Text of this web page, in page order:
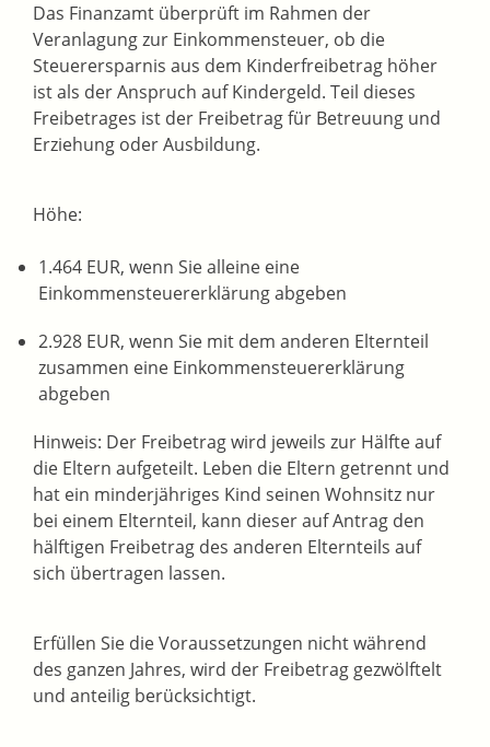
Das Finanzamt überprüft im Rahmen der
Veranlagung zur Einkommensteuer, ob die
Steuerersparnis aus dem Kinderfreibetrag höher
ist als der Anspruch auf Kindergeld. Teil dieses
Freibetrages ist der Freibetrag für Betreuung und
Erziehung oder Ausbildung.
Höhe:
1.464 EUR, wenn Sie alleine eine
Einkommensteuererklärung abgeben
2.928 EUR, wenn Sie mit dem anderen Elternteil
zusammen eine Einkommensteuererklärung
abgeben
Hinweis: Der Freibetrag wird jeweils zur Hälfte auf
die Eltern aufgeteilt. Leben die Eltern getrennt und
hat ein minderjähriges Kind seinen Wohnsitz nur
bei einem Elternteil, kann dieser auf Antrag den
hälftigen Freibetrag des anderen Elternteils auf
sich übertragen lassen.
Erfüllen Sie die Voraussetzungen nicht während
des ganzen Jahres, wird der Freibetrag gezwölftelt
und anteilig berücksichtigt.